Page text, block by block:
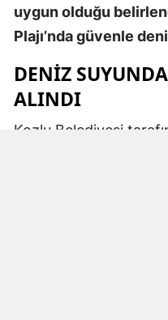
uygun olduğu
Plajı’nda güvenle
DENİZ
ALINDI
Kozlu Belediyesi